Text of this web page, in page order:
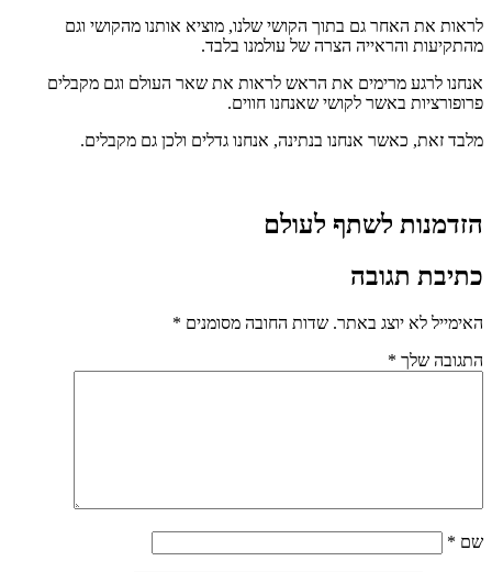
לראות את האחר גם בתוך הקושי שלנו, מוציא אותנו מהקושי וגם
מהתקיעות והראייה הצרה של עולמנו בלבד.
אנחנו לרגע מרימים את הראש לראות את שאר העולם וגם מקבלים
פרופורציות באשר לקושי שאנחנו חווים.
מלבד זאת, כאשר אנחנו בנתינה, אנחנו גדלים ולכן גם מקבלים.
הזדמנות לשתף לעולם
כתיבת תגובה
האימייל לא יוצג באתר. שדות החובה מסומנים *
התגובה שלך *
שם *